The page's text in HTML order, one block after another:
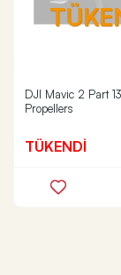
DJI Mavic 2 Part
Propellers
TÜKENDİ